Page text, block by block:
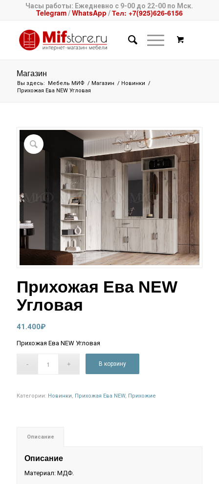
Часы работы: Ежедневно с 9-00 до 22-00 по Мск.
Telegram/WhatsApp /Тел: +7(925)626-6156
Магазин
Вы здесь: Мебель МИФ / Магазин / Новинки /
Прихожая Ева NEW Угловая
Прихожая Ева NEW
Угловая
41.400₽
Прихожая Ева NEW Угловая
В корзину
Категории: Новинки, Прихожая Ева NEW, Прихожие
Описание
Описание
Материал: МДФ.